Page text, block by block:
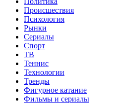
Происшествия
Психология
Рынки
Сериалы
Спорт
ТВ
Теннис
Технологии
Тренды
Фигурное катание
Фильмы и сериалы